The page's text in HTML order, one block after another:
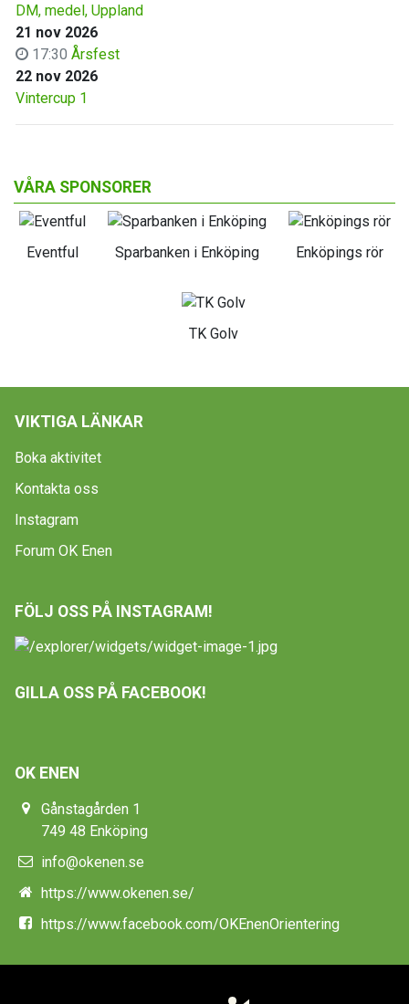
DM, medel, Uppland
21 nov 2026
17:30 Årsfest
22 nov 2026
Vintercup 1
VÅRA SPONSORER
Eventful Sparbanken i Enköping Enköpings rör
TK Golv
VIKTIGA LÄNKAR
Boka aktivitet
Kontakta oss
Instagram
Forum OK Enen
FÖLJ OSS PÅ INSTAGRAM!
GILLA OSS PÅ FACEBOOK!
OK ENEN
Gånstagården 1
749 48 Enköping
info@okenen.se
https://www.okenen.se/
https://www.facebook.com/OKEnenOrientering